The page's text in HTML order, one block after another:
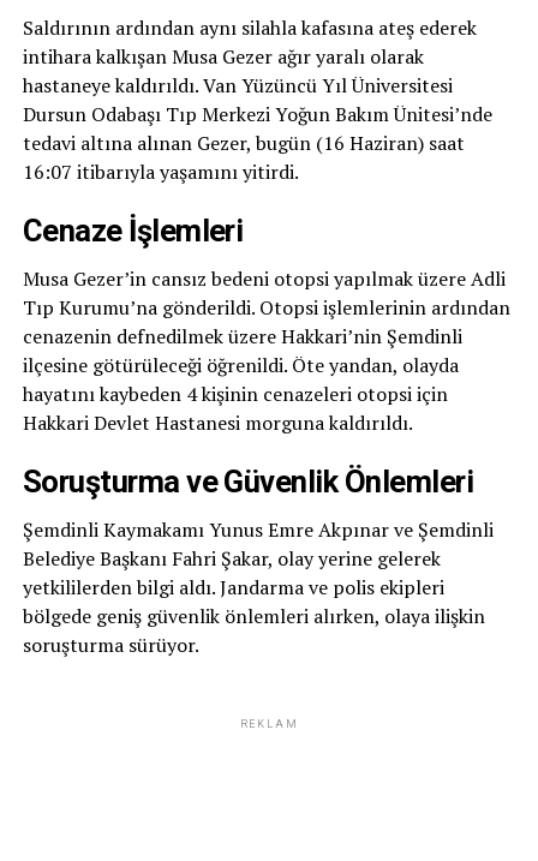
Saldırının ardından aynı silahla kafasına ateş ederek
intihara kalkışan Musa Gezer ağır yaralı olarak
hastaneye kaldırıldı. Van Yüzüncü Yıl Üniversitesi
Dursun Odabaşı Tıp Merkezi Yoğun Bakım Ünitesi’nde
tedavi altına alınan Gezer, bugün (16 Haziran) saat
16:07 itibarıyla yaşamını yitirdi.
Cenaze İşlemleri
Musa Gezer’in cansız bedeni otopsi yapılmak üzere Adli
Tıp Kurumu’na gönderildi. Otopsi işlemlerinin ardından
cenazenin defnedilmek üzere Hakkari’nin Şemdinli
ilçesine götürüleceği öğrenildi. Öte yandan, olayda
hayatını kaybeden 4 kişinin cenazeleri otopsi için
Hakkari Devlet Hastanesi morguna kaldırıldı.
Soruşturma ve Güvenlik Önlemleri
Şemdinli Kaymakamı Yunus Emre Akpınar ve Şemdinli
Belediye Başkanı Fahri Şakar, olay yerine gelerek
yetkililerden bilgi aldı. Jandarma ve polis ekipleri
bölgede geniş güvenlik önlemleri alırken, olaya ilişkin
soruşturma sürüyor.
REKLAM